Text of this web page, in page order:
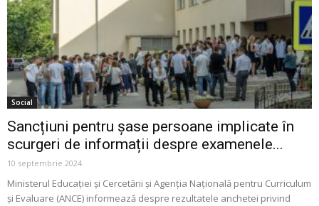
Social
Sancțiuni pentru șase persoane implicate în
scurgeri de informații despre examenele...
10 septembrie 2024
Ministerul Educației și Cercetării și Agenția Națională pentru Curriculum
și Evaluare (ANCE) informează despre rezultatele anchetei privind